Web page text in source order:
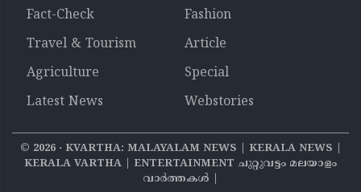
Fact-Check
Fashion
Travel & Tourism
Article
Agriculture
Special
Latest News
Webstories
© 2026‧ KVARTHA: MALAYALAM NEWS | KERALA NEWS |
KERALA VARTHA | ENTERTAINMENT ചുറ്റുവട്ടം മലയാളം
വാര്‍ത്തകൾ |